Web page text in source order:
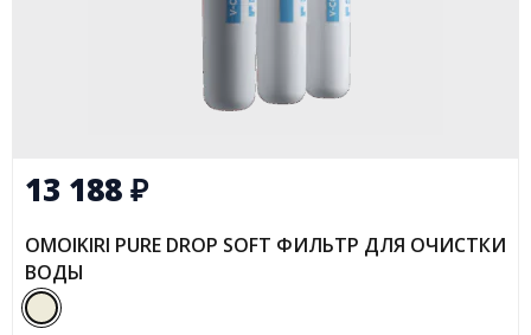
13 188₽
OMOIKIRI PURE DROP SOFT ФИЛЬТР ДЛЯ ОЧИСТКИ
ВОДЫ